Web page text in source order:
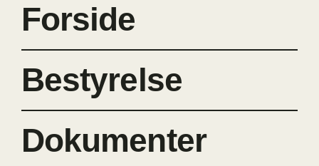
Forside
Bestyrelse
Dokumenter